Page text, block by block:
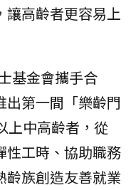
讓高齡者更容易上
基金會攜手合
第一間「樂齡門
上中高齡者，從
性工時、協助職務
齡族創造友善就業